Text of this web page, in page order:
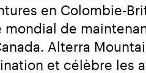
en
de
Alterra
et célèbre les